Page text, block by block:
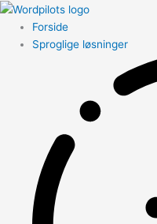
Forside
Sproglige løsninger